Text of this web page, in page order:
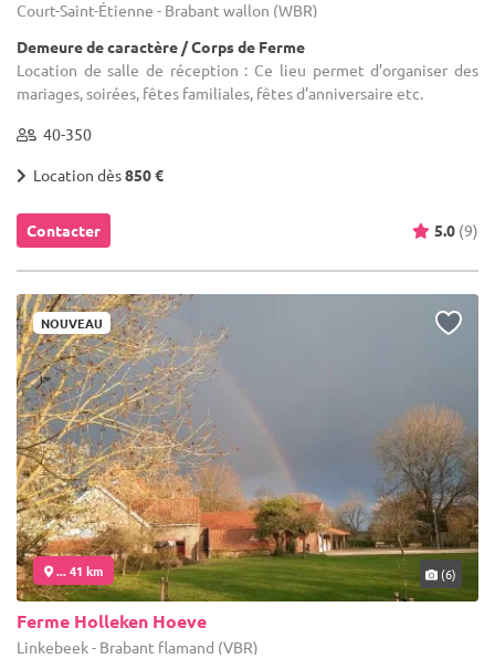
Court-Saint-Étienne - Brabant wallon (WBR)
Demeure de caractère / Corps de Ferme
Location de salle de réception : Ce lieu permet d’organiser des
mariages, soirées, fêtes familiales, fêtes d’anniversaire etc.
40-350
Location dès850 €
Contacter 5.0 (9)
NOUVEAU
... 41 km (6)
Ferme Holleken Hoeve
Linkebeek - Brabant flamand (VBR)